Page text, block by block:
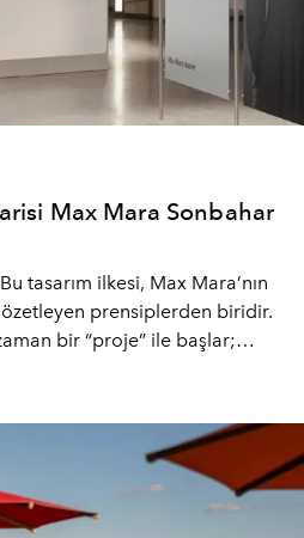
Max Mara Sonbahar
tasarım ilkesi, Max Mara’nın
özetleyen prensiplerden biridir.
bir “proje” ile başlar;
dönüştürmek.